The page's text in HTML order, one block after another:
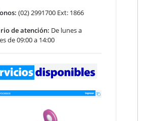
(02) 2991700 Ext: 1866
de atención: De lunes a
de 09:00 a 14:00